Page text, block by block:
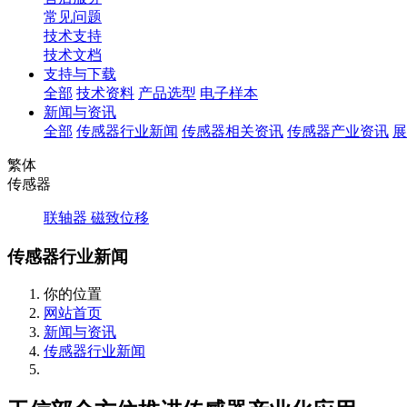
常见问题
技术支持
技术文档
支持与下载
全部 技术资料 产品选型 电子样本
新闻与资讯
全部 传感器行业新闻 传感器相关资讯 传感器产业资讯
繁体
传感器
联轴器 磁致位移
传感器行业新闻
你的位置
网站首页
新闻与资讯
传感器行业新闻